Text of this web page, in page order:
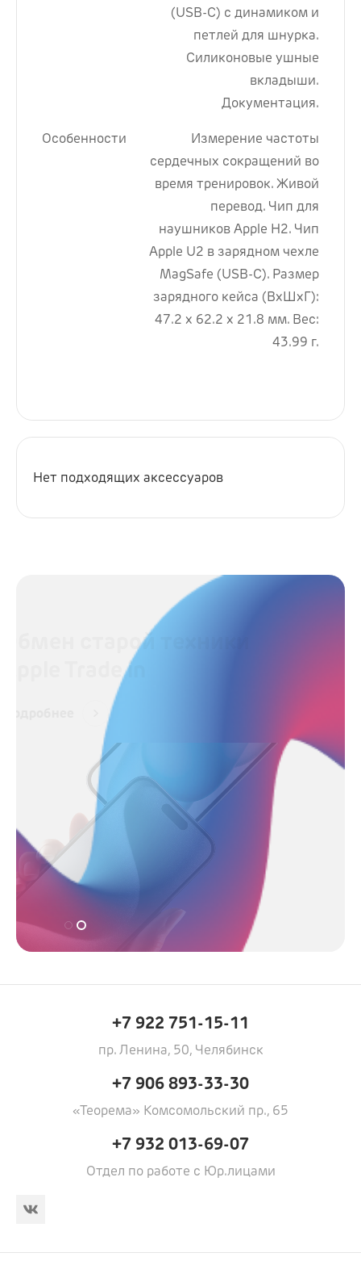
(USB-C) с динамиком и
петлей для шнурка.
Силиконовые ушные
вкладыши.
Документация.
Особенности
Измерение частоты
сердечных сокращений во
время тренировок. Живой
перевод. Чип для
наушников Apple H2. Чип
Apple U2 в зарядном чехле
MagSafe (USB-C). Размер
зарядного кейса (ВхШхГ):
47.2 х 62.2 х 21.8 мм. Вес:
43.99 г.
Нет подходящих аксессуаров
Обмен старой техники
Apple Trade in
Подробнее
+7 922 751-15-11
пр. Ленина, 50, Челябинск
+7 906 893-33-30
«Теорема» Комсомольский пр., 65
+7 932 013-69-07
Отдел по работе с Юр.лицами